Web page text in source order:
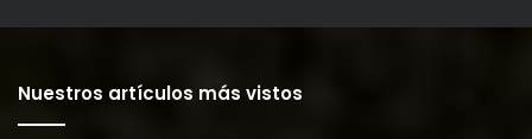
Nuestros artículos más vistos